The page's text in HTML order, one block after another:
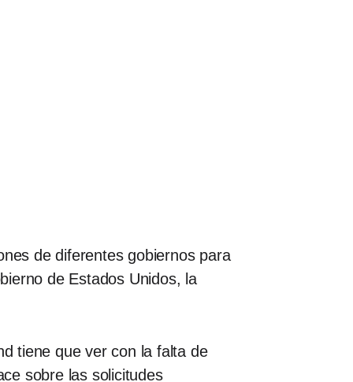
de diferentes gobiernos para
de Estados Unidos, la
tiene que ver con la falta de
sobre las solicitudes